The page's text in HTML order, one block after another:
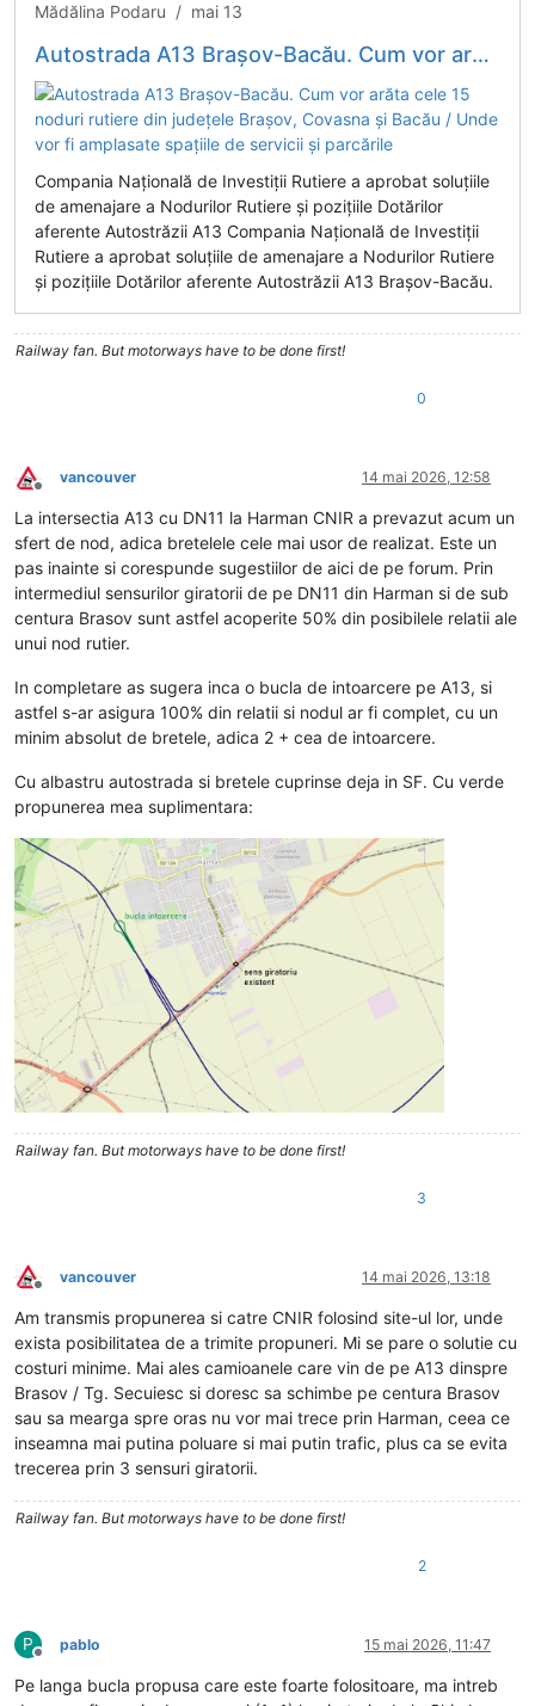
Mădălina Podaru / mai 13
Autostrada A13 Brașov-Bacău. Cum vor arăta cele 15 noduri rutiere din județele Brașov, Covasna și Bacău / Unde vor fi amplasate spațiile de servicii și parcările
Compania Națională de Investiții Rutiere a aprobat soluțiile
de amenajare a Nodurilor Rutiere și pozițiile Dotărilor
aferente Autostrăzii A13 Compania Națională de Investiții
Rutiere a aprobat soluțiile de amenajare a Nodurilor Rutiere
și pozițiile Dotărilor aferente Autostrăzii A13 Brașov-Bacău.
Railway fan. But motorways have to be done first!
0
Deconectat
vancouver 14 mai 2026, 12:58
La intersectia A13 cu DN11 la Harman CNIR a prevazut acum un
sfert de nod, adica bretelele cele mai usor de realizat. Este un
pas inainte si corespunde sugestiilor de aici de pe forum. Prin
intermediul sensurilor giratorii de pe DN11 din Harman si de sub
centura Brasov sunt astfel acoperite 50% din posibilele relatii ale
unui nod rutier.
In completare as sugera inca o bucla de intoarcere pe A13, si
astfel s-ar asigura 100% din relatii si nodul ar fi complet, cu un
minim absolut de bretele, adica 2 + cea de intoarcere.
Cu albastru autostrada si bretele cuprinse deja in SF. Cu verde
propunerea mea suplimentara:
Railway fan. But motorways have to be done first!
3
Deconectat
vancouver 14 mai 2026, 13:18
Am transmis propunerea si catre CNIR folosind site-ul lor, unde
exista posibilitatea de a trimite propuneri. Mi se pare o solutie cu
costuri minime. Mai ales camioanele care vin de pe A13 dinspre
Brasov / Tg. Secuiesc si doresc sa schimbe pe centura Brasov
sau sa mearga spre oras nu vor mai trece prin Harman, ceea ce
inseamna mai putina poluare si mai putin trafic, plus ca se evita
trecerea prin 3 sensuri giratorii.
Railway fan. But motorways have to be done first!
2
P
Deconectat
pablo 15 mai 2026, 11:47
Pe langa bucla propusa care este foarte folositoare, ma intreb